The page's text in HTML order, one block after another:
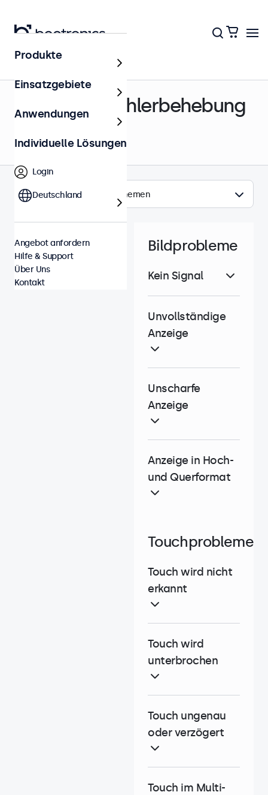
Support & Fehlerbehebung
Themen
Bildprobleme
Kein Signal
Unvollständige
Anzeige
Unscharfe
Anzeige
Anzeige in Hoch-
und Querformat
Touchprobleme
Touch wird nicht
erkannt
Touch wird
unterbrochen
Touch ungenau
oder verzögert
Touch im Multi-
Produkte
Einsatzgebiete
Anwendungen
Individuelle Lösungen
Login
Deutschland
Angebot anfordern
Hilfe & Support
Über Uns
Kontakt